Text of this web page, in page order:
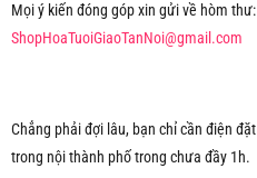
Mọi ý kiến đóng góp xin gửi về hòm thư:
ShopHoaTuoiGiaoTanNoi@gmail.com
Chẳng phải đợi lâu, bạn chỉ cần điện
trong nội thành phố trong chưa đầy 1h.